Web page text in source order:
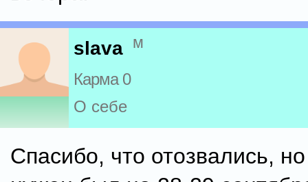
slava м
Карма 0
О себе
Спасибо, что отозвались,